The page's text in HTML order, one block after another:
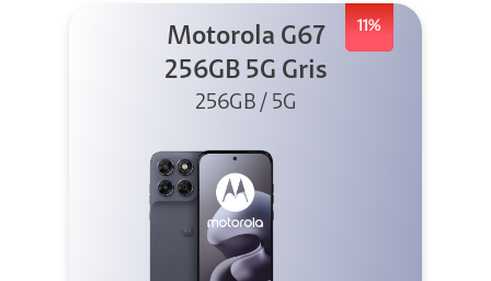
11%
Motorola G67
256GB 5G Gris
256GB / 5G